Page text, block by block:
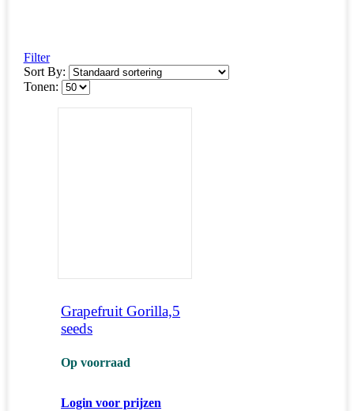
Filter
Sort By:
Tonen:
Grapefruit Gorilla,5
seeds
Op voorraad
Login voor prijzen